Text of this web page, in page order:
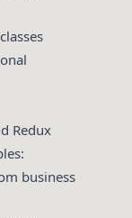
Redux
business